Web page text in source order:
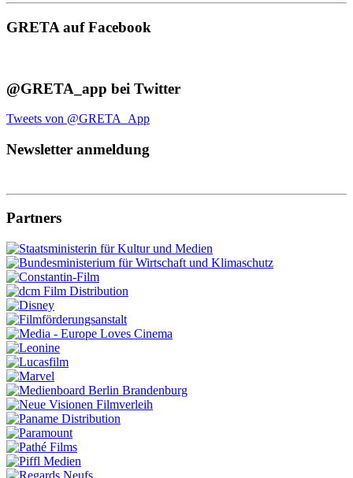
GRETA auf Facebook
@GRETA_app bei Twitter
Tweets von @GRETA_App
Newsletter anmeldung
Partners